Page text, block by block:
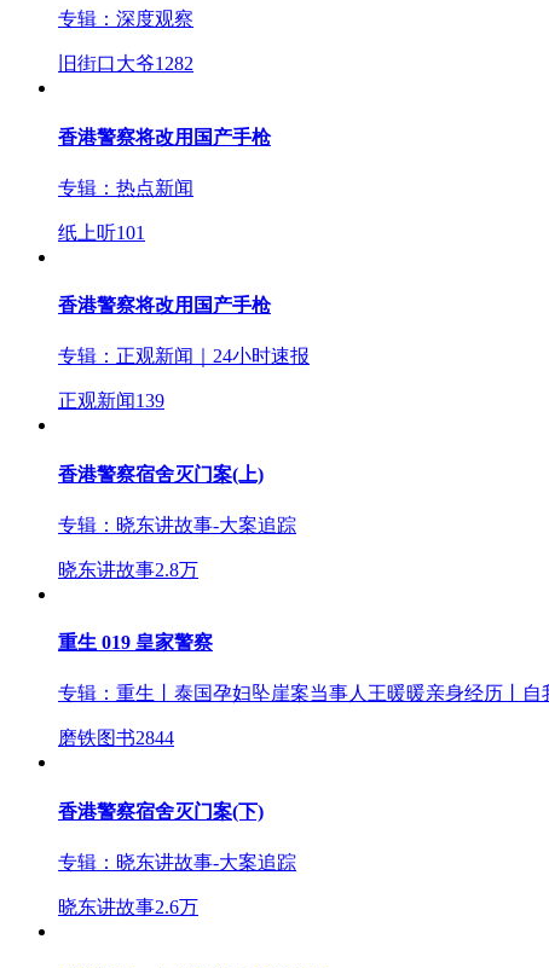
专辑： 深度观察
旧街口大爷1282
香港警察将改用国产手枪
专辑： 热点新闻
纸上听101
香港警察将改用国产手枪
专辑： 正观新闻｜24小时速报
正观新闻139
香港警察宿舍灭门案(上)
专辑： 晓东讲故事-大案追踪
晓东讲故事2.8万
重生 019 皇家警察
专辑： 重生丨泰国孕妇坠崖案当事人王暖暖亲身经历丨
磨铁图书2844
香港警察宿舍灭门案(下)
专辑： 晓东讲故事-大案追踪
晓东讲故事2.6万